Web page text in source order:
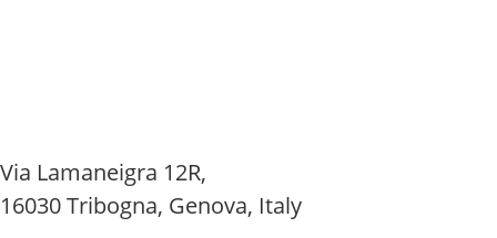
Via Lamaneigra 12R,
16030 Tribogna, Genova, Italy